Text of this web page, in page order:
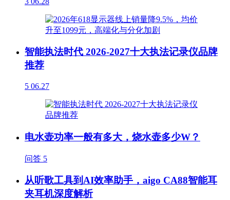
智能执法时代 2026-2027十大执法记录仪品牌
推荐
5 06.27
电水壶功率一般有多大，烧水壶多少W？
问答 5
从听歌工具到AI效率助手，aigo CA88智能耳
夹耳机深度解析